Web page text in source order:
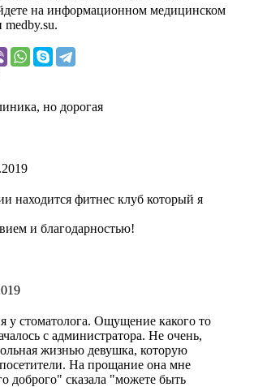
на информационном медицинском
medby.su.
но дорогая
находится фитнес клуб который я
и благодарностью!
у стоматолога. Ощущение какого то
с администратора. Не очень,
жизнью девушка, которую
На прощание она мне
доброго" сказала "можете быть